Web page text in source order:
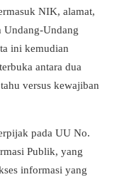
NIK, alamat,
Undang-Undang
ini kemudian
antara dua
versus kewajiban
pada UU No.
Publik, yang
informasi yang